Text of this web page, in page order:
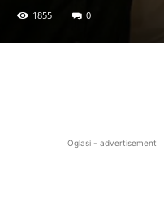
1855 0
Oglasi - advertisement